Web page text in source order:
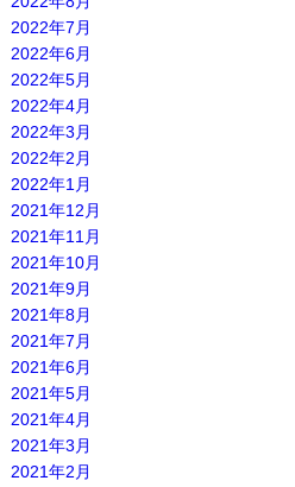
2022年7月
2022年6月
2022年5月
2022年4月
2022年3月
2022年2月
2022年1月
2021年12月
2021年11月
2021年10月
2021年9月
2021年8月
2021年7月
2021年6月
2021年5月
2021年4月
2021年3月
2021年2月